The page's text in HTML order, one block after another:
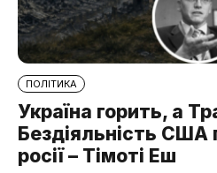
ПОЛІТИКА
Україна горить, а
Бездіяльність США
росії – Тімоті Еш